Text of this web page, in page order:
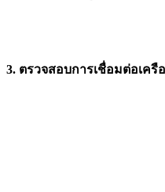
3. ตรวจสอบการเชื่อมต่อเครื